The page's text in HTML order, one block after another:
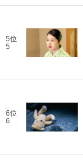
5位
5
6位
6